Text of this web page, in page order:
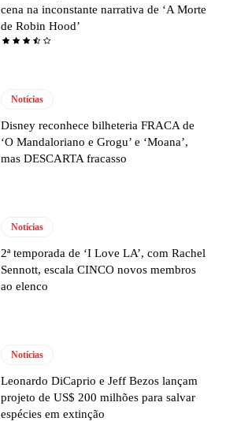
cena na inconstante narrativa de ‘A Morte
de Robin Hood’
Notícias
Disney reconhece bilheteria FRACA de
‘O Mandaloriano e Grogu’ e ‘Moana’,
mas DESCARTA fracasso
Notícias
2ª temporada de ‘I Love LA’, com Rachel
Sennott, escala CINCO novos membros
ao elenco
Notícias
Leonardo DiCaprio e Jeff Bezos lançam
projeto de US$ 200 milhões para salvar
espécies em extinção